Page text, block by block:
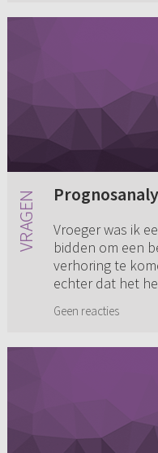
Vroeger was ik
bidden om een
verhoring te
echter dat het
Geen reacties